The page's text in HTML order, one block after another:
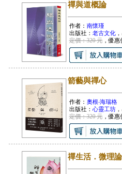
禪與道概論
作者： 南懷瑾
出版社： 老古文化
定價：320 元，優惠
箭藝與禪心
作者： 奧根‧海瑞格
出版社： 心靈工坊
定價：320 元，優惠
禪生活．微理